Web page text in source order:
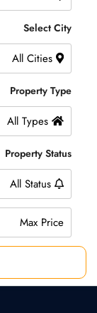
Select City
All Cities
Property Type
All Types
Property Status
All Status
Max Price